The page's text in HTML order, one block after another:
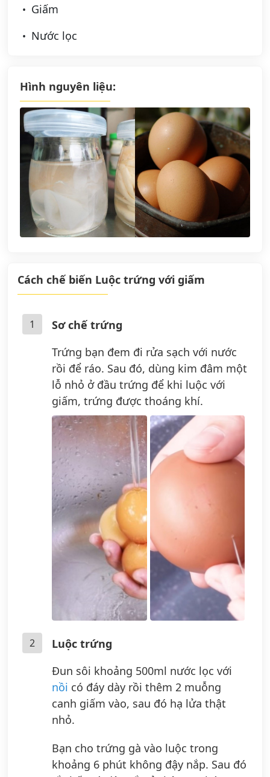
Giấm
Nước lọc
Hình nguyên liệu:
Cách chế biến Luộc trứng với giấm
1
Sơ chế trứng
Trứng bạn đem đi rửa sạch với nước
rồi để ráo. Sau đó, dùng kim đâm một
lỗ nhỏ ở đầu trứng để khi luộc với
giấm, trứng được thoáng khí.
2
Luộc trứng
Đun sôi khoảng 500ml nước lọc với
nồi có đáy dày rồi thêm 2 muỗng
canh giấm vào, sau đó hạ lửa thật
nhỏ.
Bạn cho trứng gà vào luộc trong
khoảng 6 phút không đậy nắp. Sau đó